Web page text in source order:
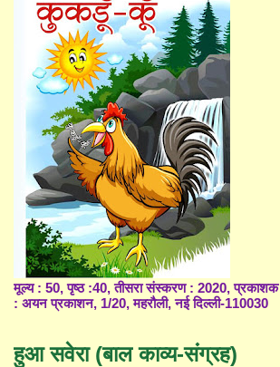
मूल्य : 50, पृष्ठ :40, तीसरा संस्करण : 2020, प्रकाशक
: अयन प्रकाशन, 1/20, महरौली, नई दिल्ली-110030
हुआ सवेरा (बाल काव्य-संग्रह)